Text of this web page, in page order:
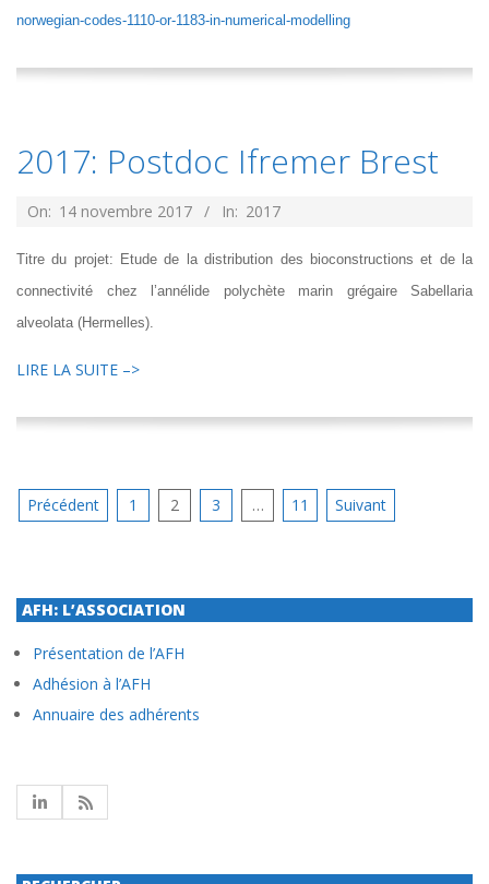
norwegian-codes-1110-or-1183-in-numerical-modelling
2017: Postdoc Ifremer Brest
2017-
14
On: 14 novembre 2017 In: 2017
Titre du projet: Etude de la distribution des bioconstructions et de la
connectivité chez l’annélide polychète marin grégaire Sabellaria
alveolata (Hermelles).
LIRE LA SUITE –>
Pagination
publications
Précédent 1 2 3 … 11 Suivant
AFH: L’ASSOCIATION
Présentation de l’AFH
Adhésion à l’AFH
Annuaire des adhérents